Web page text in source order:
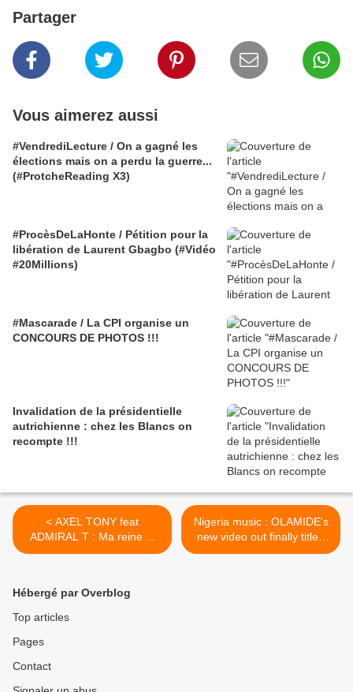
Partager
Vous aimerez aussi
#VendrediLecture / On a gagné les
élections mais on a perdu la guerre...
(#ProtcheReading X3)
#ProcèsDeLaHonte / Pétition pour la
libération de Laurent Gbagbo (#Vidéo
#20Millions)
#Mascarade / La CPI organise un
CONCOURS DE PHOTOS !!!
Invalidation de la présidentielle
autrichienne : chez les Blancs on
recompte !!!
< AXEL TONY feat
ADMIRAL T : Ma reine ...
Nigeria music : OLAMIDE's
new video out finally titled
OMO TO SHAN feat
Hébergé par Overblog
Top articles
Pages
Contact